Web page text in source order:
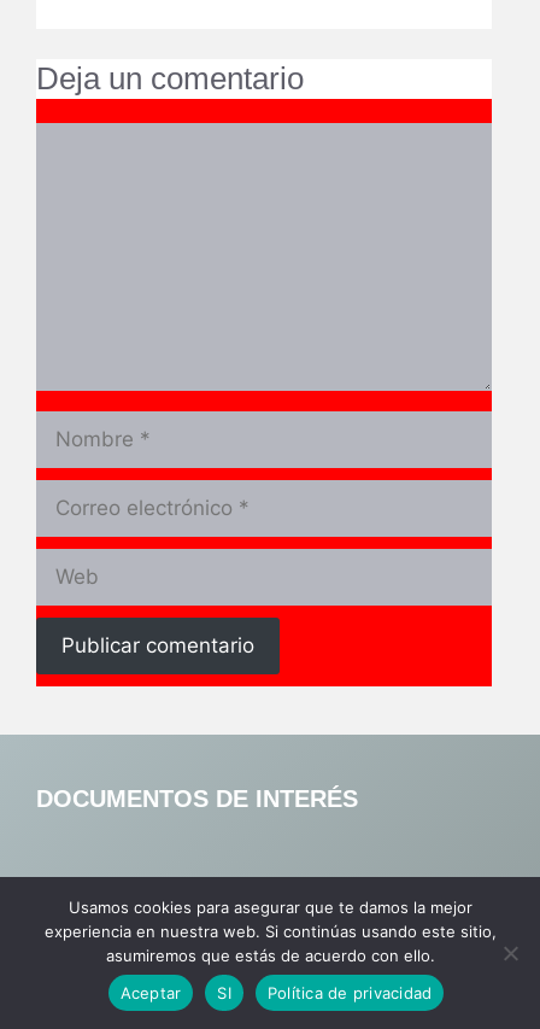
Deja un comentario
Nombre
Correo
Web
DOCUMENTOS DE INTERÉS
... sobre el mundo real y
sus tendencias
Usamos cookies para asegurar que te damos la mejor
experiencia en nuestra web. Si continúas usando este sitio,
asumiremos que estás de acuerdo con ello.
Aceptar
SI Política de privacidad